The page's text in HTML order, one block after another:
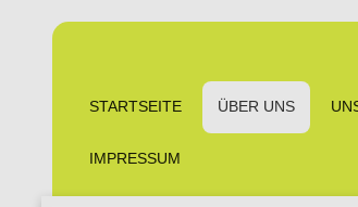
STARTSEITE ÜBER UNS
IMPRESSUM